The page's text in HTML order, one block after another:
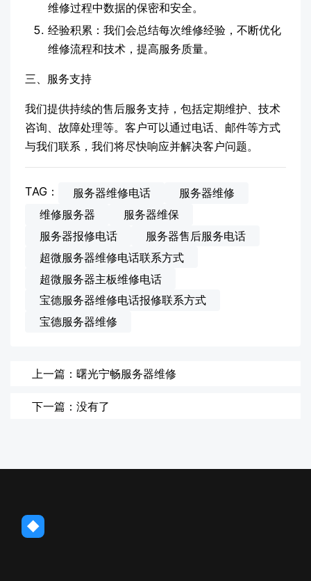
维修过程中数据的保密和安全。
经验积累：我们会总结每次维修经验，不断优化
维修流程和技术，提高服务质量。
三、服务支持
我们提供持续的售后服务支持，包括定期维护、技术
咨询、故障处理等。客户可以通过电话、邮件等方式
与我们联系，我们将尽快响应并解决客户问题。
TAG： 服务器维修电话
服务器维修
维修服务器
服务器维保
服务器报修电话
服务器售后服务电话
超微服务器维修电话联系方式
超微服务器主板维修电话
宝德服务器维修电话报修联系方式
宝德服务器维修
上一篇：曙光宁畅服务器维修
下一篇：没有了
◆